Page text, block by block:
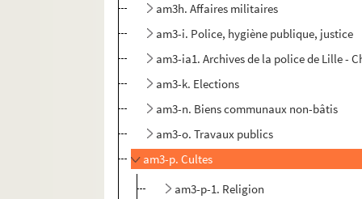
am3h. Affaires militaires
am3-i. Police, hygiène publique, justice
am3-ia1. Archives de la police de Lille -
am3-k. Elections
am3-n. Biens communaux non-bâtis
am3-o. Travaux publics
am3-p. Cultes
am3-p-1. Religion